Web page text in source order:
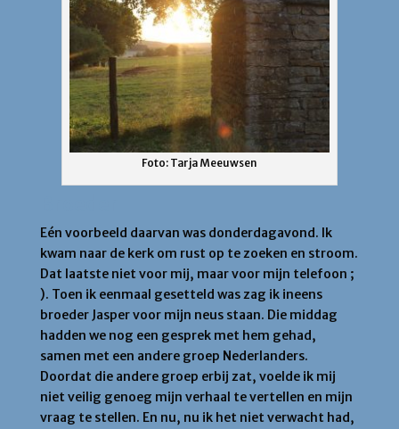
Foto: Tarja Meeuwsen
Eén voorbeeld daarvan was donderdagavond. Ik
kwam naar de kerk om rust op te zoeken en stroom.
Dat laatste niet voor mij, maar voor mijn telefoon ;
). Toen ik eenmaal gesetteld was zag ik ineens
broeder Jasper voor mijn neus staan. Die middag
hadden we nog een gesprek met hem gehad,
samen met een andere groep Nederlanders.
Doordat die andere groep erbij zat, voelde ik mij
niet veilig genoeg mijn verhaal te vertellen en mijn
vraag te stellen. En nu, nu ik het niet verwacht had,